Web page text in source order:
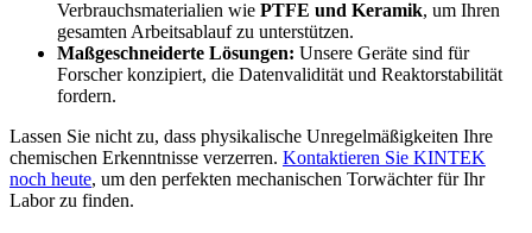
Verbrauchsmaterialien wie PTFE und Keramik, um Ihren
gesamten Arbeitsablauf zu unterstützen.
Maßgeschneiderte Lösungen: Unsere Geräte sind für
Forscher konzipiert, die Datenvalidität und Reaktorstabilität
fordern.
Lassen Sie nicht zu, dass physikalische Unregelmäßigkeiten Ihre
chemischen Erkenntnisse verzerren. Kontaktieren Sie KINTEK
noch heute, um den perfekten mechanischen Torwächter für Ihr
Labor zu finden.